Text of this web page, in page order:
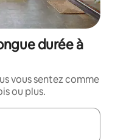
durée à
vous sentez comme
ou plus.
les flèches vers le